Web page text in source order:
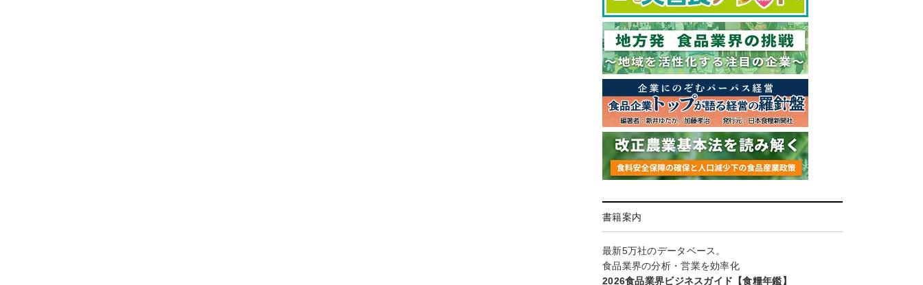
書籍案内
最新5万社のデータベース。
食品業界の分析・営業を効率化
2026食品業界ビジネスガイド【食糧年鑑】